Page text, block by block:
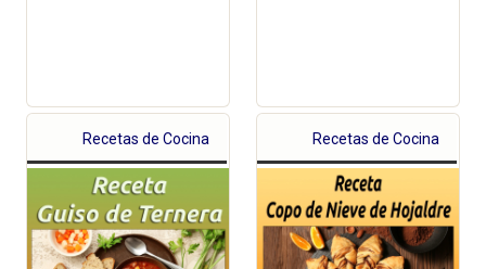
Recetas de Cocina Recetas de Cocina